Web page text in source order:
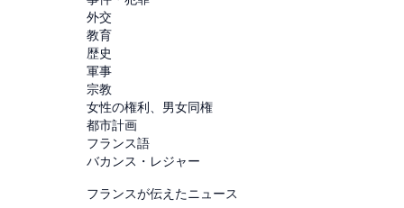
外交
教育
歴史
軍事
宗教
女性の権利、男女同権
都市計画
フランス語
バカンス・レジャー
フランスが伝えたニュース